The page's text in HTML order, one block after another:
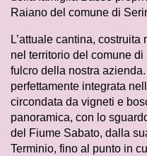
Raiano del comune di
L’attuale cantina,
nel territorio del comune
fulcro della nostra
perfettamente integrata
circondata da vigneti e
panoramica, con lo
del Fiume Sabato, dalla
Terminio, fino al punto in